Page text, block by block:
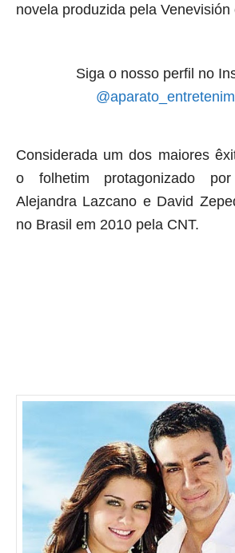
novela produzida pela Venevisión
Siga o nosso perfil no
Considerada um dos maiores
o folhetim protagonizado
Alejandra Lazcano e David
no Brasil em 2010 pela CNT.